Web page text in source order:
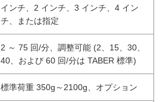
インチ、2 インチ、3 インチ、4 イン
チ、または指定
2 ～ 75 回/分、調整可能 (2、15、30、
40、および 60 回/分は TABER 標準)
標準荷重 350g～2100g、オプション